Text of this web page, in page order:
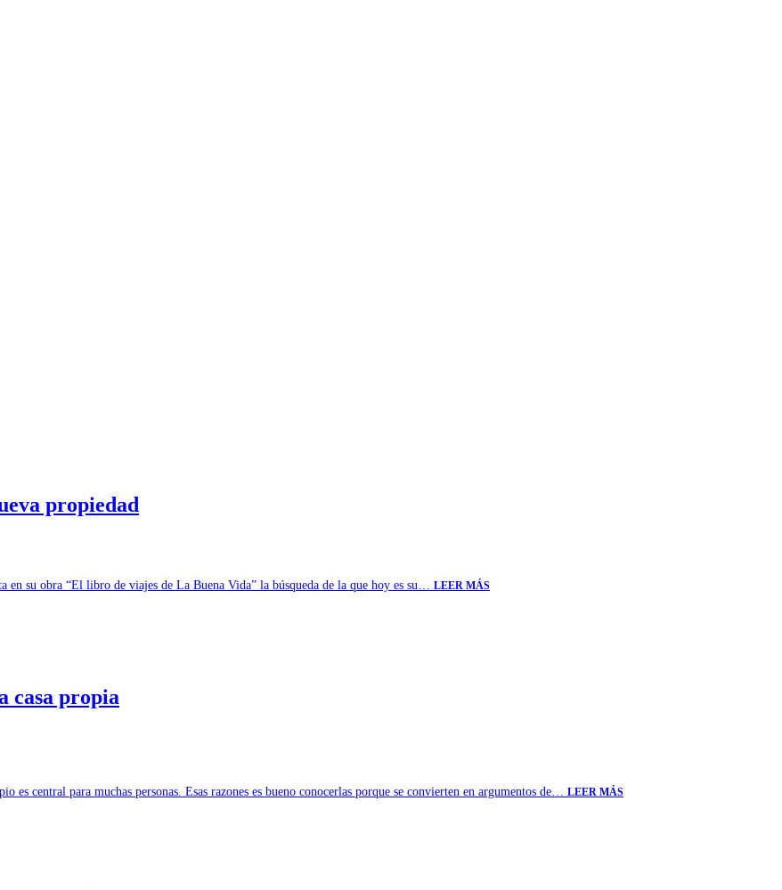
propiedad
su obra “El libro de viajes de La Buena Vida” la búsqueda de la que hoy es su… LEER MÁS
casa propia
es central para muchas personas. Esas razones es bueno conocerlas porque se convierten en argumentos de… LEER MÁS